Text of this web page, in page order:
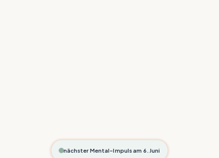
nächster Mental-Impuls am 6. Juni